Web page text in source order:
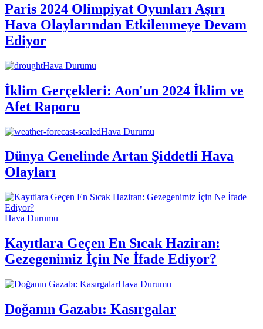
Paris 2024 Olimpiyat Oyunları Aşırı
Hava Olaylarından Etkilenmeye Devam
Ediyor
Hava Durumu
İklim Gerçekleri: Aon'un 2024 İklim ve
Afet Raporu
Hava Durumu
Dünya Genelinde Artan Şiddetli Hava
Olayları
Hava Durumu
Kayıtlara Geçen En Sıcak Haziran:
Gezegenimiz İçin Ne İfade Ediyor?
Hava Durumu
Doğanın Gazabı: Kasırgalar